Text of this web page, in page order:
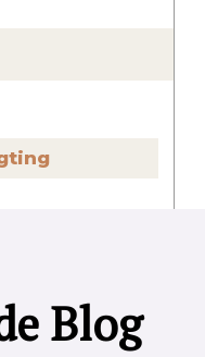
Blog